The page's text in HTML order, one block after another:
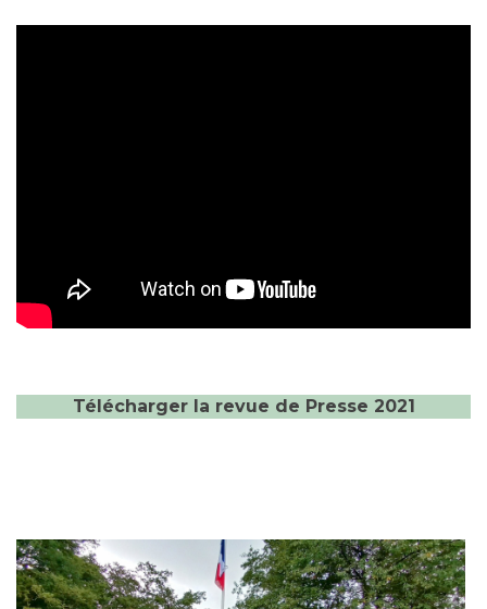
Télécharger la revue de Presse 2021